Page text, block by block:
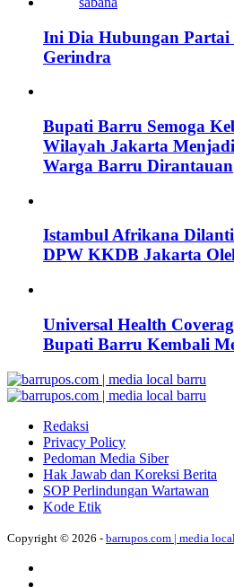
Ini Dia Hubungan Partai
Gerindra
Bupati Barru Semoga
Wilayah Jakarta
Warga Barru Dirantauan
Istambul Afrikana
DPW KKDB Jakarta
Universal Health
Bupati Barru Kembali
Redaksi
Privacy Policy
Pedoman Media Siber
Hak Jawab dan Koreksi Berita
SOP Perlindungan Wartawan
Kode Etik
Copyright © 2026 - barrupos.com | media